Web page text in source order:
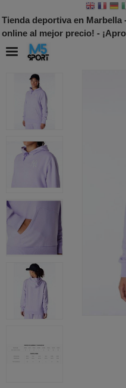
Tienda deportiva en Marbella
online al mejor precio! -